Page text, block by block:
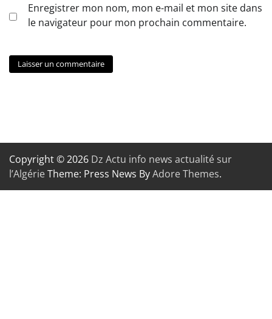
Enregistrer mon nom, mon e-mail et mon site dans
le navigateur pour mon prochain commentaire.
Copyright © 2026 Dz Actu info news actualité sur
l’AlgérieTheme: Press News ByAdore Themes.